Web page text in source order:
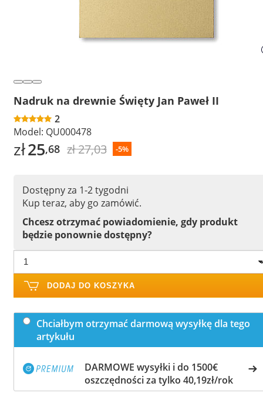
Nadruk na drewnie Święty Jan Paweł II
2
Model: QU000478
zł25,68 zł 27,03 -5%
Dostępny za 1-2 tygodni
Kup teraz, aby go zamówić.
Chcesz otrzymać powiadomienie, gdy produkt
będzie ponownie dostępny?
DODAJ DO KOSZYKA
Chciałbym otrzymać darmową wysyłkę dla tego
artykułu
DARMOWE wysyłki i do 1500€
oszczędności za tylko 40,19zł/rok